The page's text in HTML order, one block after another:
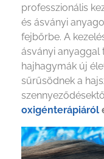
professzionális
és ásványi
fejbőrbe. A
ásványi anyaggal
hajhagymák új
sűrűsödnek a
oxigénterápiáról